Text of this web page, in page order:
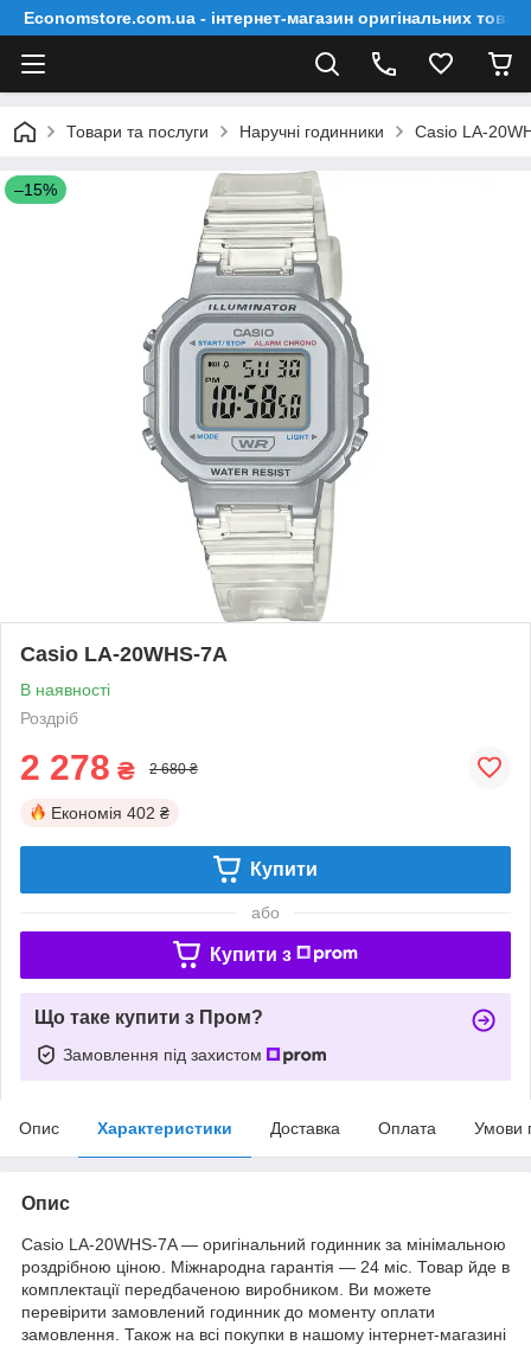
Economstore.com.ua - інтернет-магазин оригінальних
Товари та послуги Наручні годинники Casio LA-
–15%
Casio LA-20WHS-7A
В наявності
Роздріб
2 278 ₴ 2 680 ₴
Економія 402 ₴
Купити
або
Купити з
Що таке купити з Пром?
Замовлення під захистом
Опис Характеристики Доставка Оплата Умови
Опис
Casio LA-20WHS-7A — оригінальний годинник за мінімальною
роздрібною ціною. Міжнародна гарантія — 24 міс. Товар йде в
комплектації передбаченою виробником. Ви можете
перевірити замовлений годинник до моменту оплати
замовлення. Також на всі покупки в нашому інтернет-магазині